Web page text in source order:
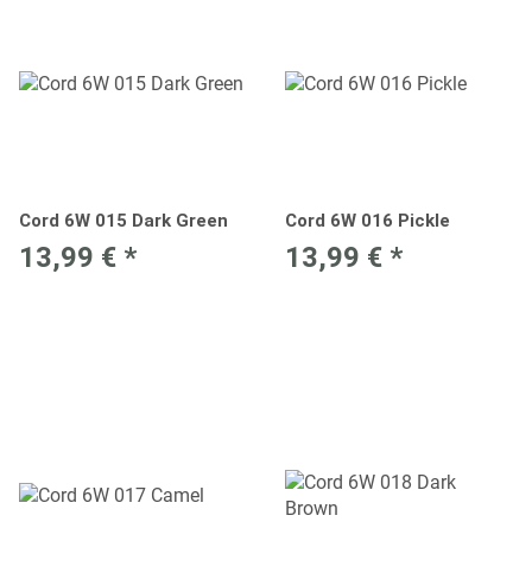
Cord 6W 015 Dark Green
13,99 € *
Cord 6W 016 Pickle
13,99 € *